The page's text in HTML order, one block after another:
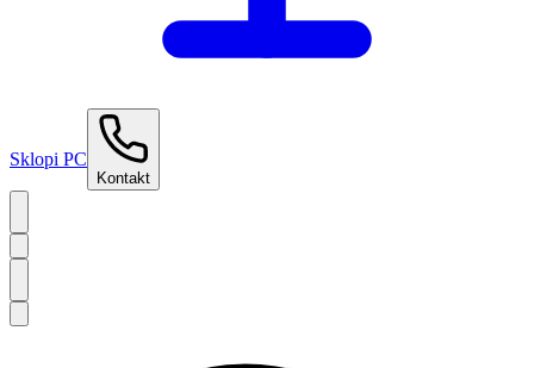
Sklopi PC
Kontakt